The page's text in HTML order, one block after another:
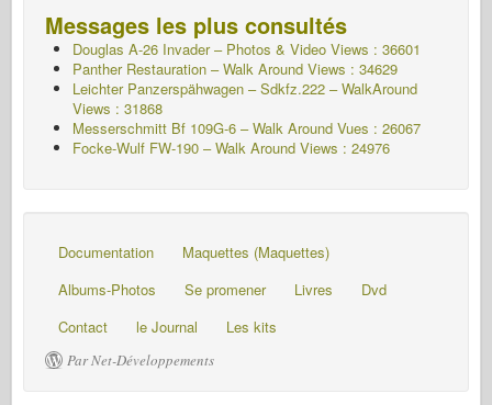
Messages les plus consultés
Douglas A-26 Invader – Photos & Video Views : 36601
Panther Restauration – Walk Around Views : 34629
Leichter Panzerspähwagen – Sdkfz.222 – WalkAround
Views : 31868
Messerschmitt Bf 109G-6 – Walk Around Vues : 26067
Focke-Wulf FW-190 – Walk Around Views : 24976
Documentation
Maquettes (Maquettes)
Albums-Photos
Se promener Livres
Dvd
Contact
le Journal Les kits
Par Net-Développements